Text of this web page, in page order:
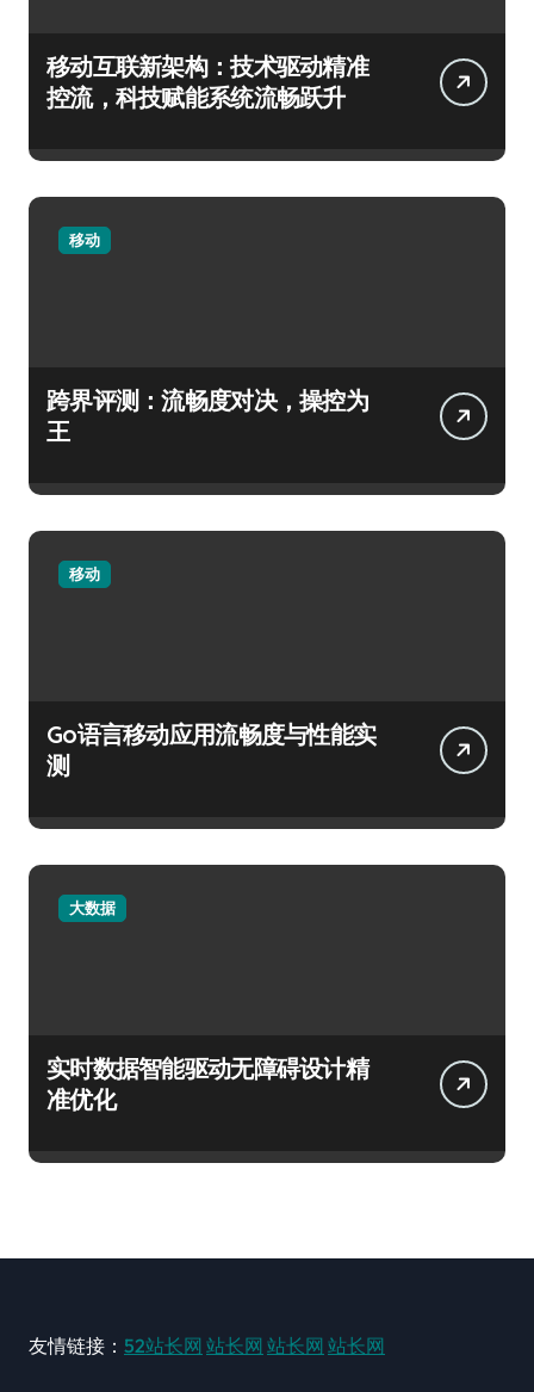
移动互联新架构：技术驱动精准
控流，科技赋能系统流畅跃升
移动
跨界评测：流畅度对决，操控为
王
移动
Go语言移动应用流畅度与性能实
测
大数据
实时数据智能驱动无障碍设计精
准优化
友情链接： 52站长网 站长网 站长网 站长网